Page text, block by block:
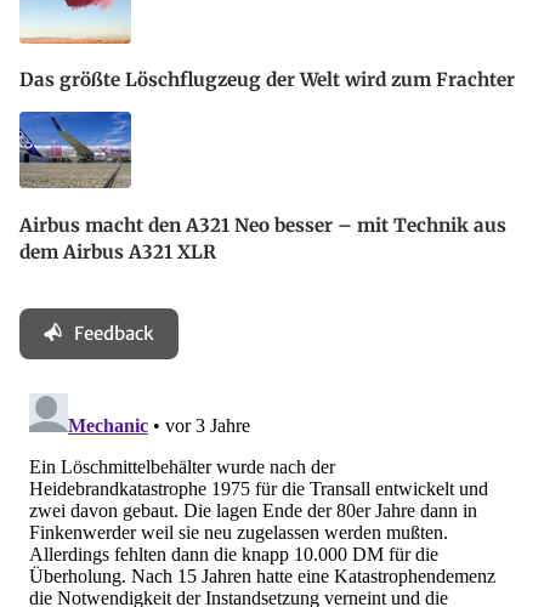
Das größte Löschflugzeug der Welt wird zum Frachter
Airbus macht den A321 Neo besser – mit Technik aus
dem Airbus A321 XLR
Feedback